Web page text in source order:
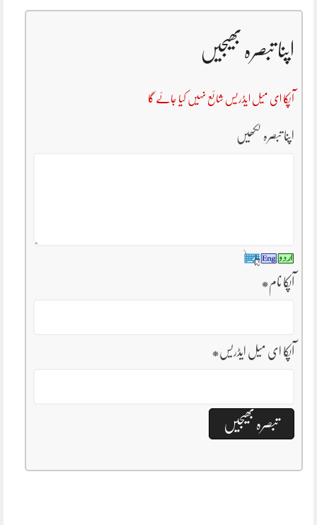
اپنا تبصرہ بھیجیں
آپکا ای میل ایڈریس شائع نہیں کیا جائے گا
اپنا تبصرہ لکھیں
آپکا نام*
آپکا ای میل ایڈریس*